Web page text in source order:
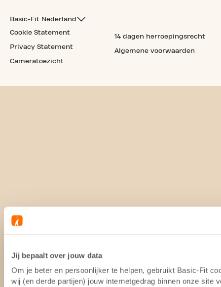
Jij bepaalt over jouw data
Om je beter en persoonlijker te helpen, gebruikt Basic-Fit
wij (en derde partijen) jouw internetgedrag binnen onze site
Basic-Fit Nederland
Cookie Statement
Privacy Statement
Cameratoezicht
14 dagen herroepingsrecht
Algemene voorwaarden